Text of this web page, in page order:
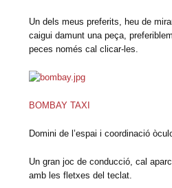
Un dels meus preferits, heu de
caigui damunt una peça,
peces només cal clicar-les.
BOMBAY TAXI
Domini de l’espai i coordinació
Un gran joc de conducció, cal
amb les fletxes del teclat.